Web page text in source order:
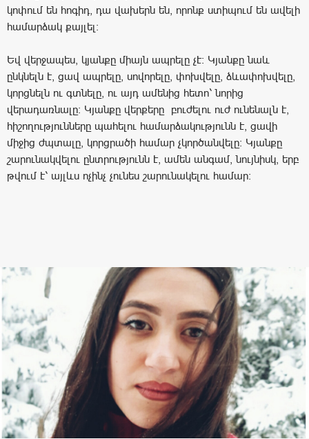
կոփում են հոգիդ, դա վախերն են, որոնք ստիպում են ավելի
համարձակ քայլել։
Եվ վերջապես, կյանքը միայն ապրելը չէ։ Կյանքը նաև
ընկնելն է, ցավ ապրելը, սովորելը, փոխվելը, ձևափոխվելը,
կորցնելն ու գտնելը, ու այդ ամենից հետո՝ նորից
վերադառնալը։ Կյանքը վերքերը բուժելու ուժ ունենալն է,
հիշողությունները պահելու համարձակությունն է, ցավի
միջից ժպտալը, կորցրածի համար չկործանվելը։ Կյանքը
շարունակվելու ընտրությունն է, ամեն անգամ, նույնիսկ, երբ
թվում է՝ այլևս ոչինչ չունես շարունակելու համար։